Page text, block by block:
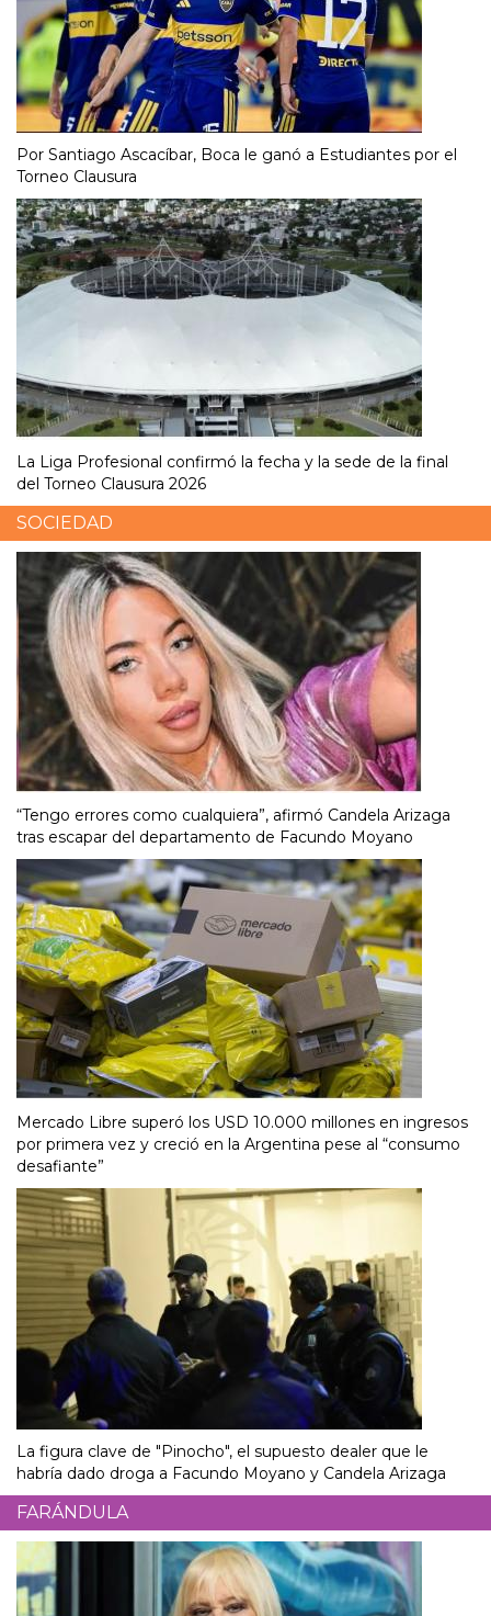
Por Santiago Ascacíbar, Boca le ganó a Estudiantes por el
Torneo Clausura
La Liga Profesional confirmó la fecha y la sede de la final
del Torneo Clausura 2026
SOCIEDAD
“Tengo errores como cualquiera”, afirmó Candela Arizaga
tras escapar del departamento de Facundo Moyano
Mercado Libre superó los USD 10.000 millones en ingresos
por primera vez y creció en la Argentina pese al “consumo
desafiante”
La figura clave de "Pinocho", el supuesto dealer que le
habría dado droga a Facundo Moyano y Candela Arizaga
FARÁNDULA